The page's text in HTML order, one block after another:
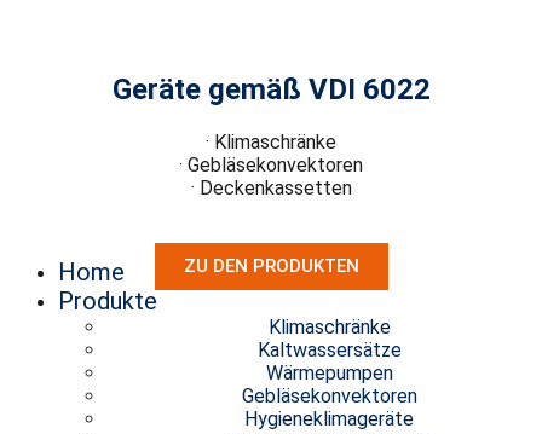
Home
Produkte
Klimaschränke
Kaltwassersätze
Wärmepumpen
Gebläsekonvektoren
Hygieneklimageräte
Geräte gemäß VDI 6022
· Klimaschränke
· Gebläsekonvektoren
· Deckenkassetten
ZU DEN PRODUKTEN